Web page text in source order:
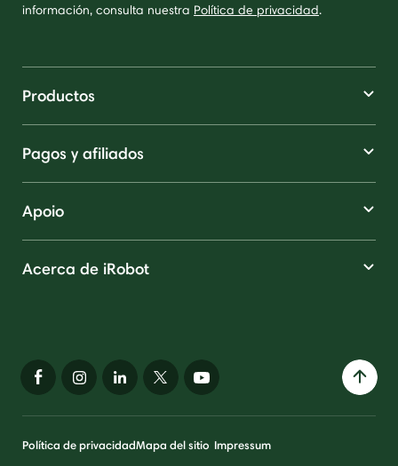
información, consulta nuestra Política de privacidad.
Productos
Pagos y afiliados
Apoio
Acerca de iRobot
Política de privacidadMapa del sitio Impressum